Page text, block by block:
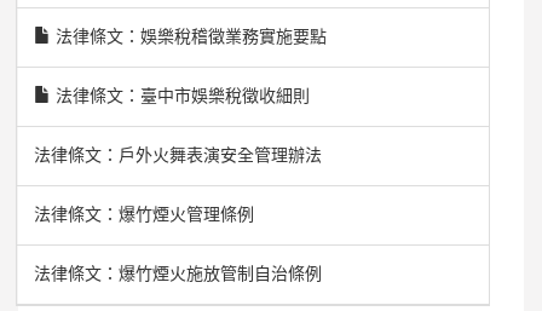
法律條文：娛樂稅稽徵業務實施要點
法律條文：臺中市娛樂稅徵收細則
法律條文：戶外火舞表演安全管理辦法
法律條文：爆竹煙火管理條例
法律條文：爆竹煙火施放管制自治條例